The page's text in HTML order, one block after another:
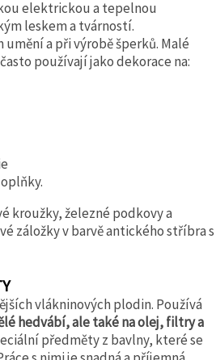
elektrickou a tepelnou
leskem a tvárností.
umění a při výrobě šperků. Malé
používají jako dekorace na:
kroužky, železné podkovy a
záložky v barvě antického stříbra s
vlákninových plodin. Používá
hedvábí, ale také na olej, filtry a
předměty z bavlny, které se